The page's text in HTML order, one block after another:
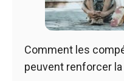
Comment les
peuvent renforcer